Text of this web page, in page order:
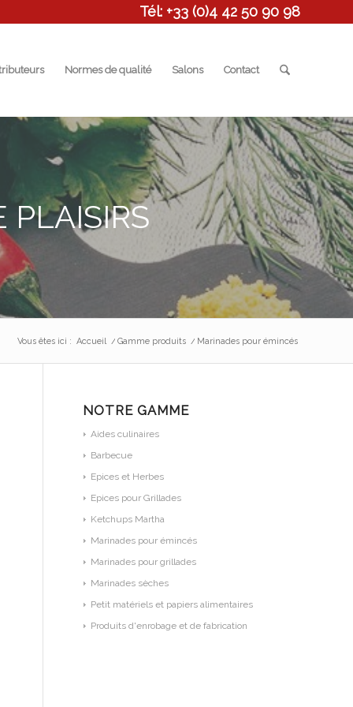
Tél: +33 (0)4 42 50 90 98
Normes de qualité Salons Contact
Vous êtes ici : Accueil / Gamme produits / Marinades pour émincés
NOTRE GAMME
Aides culinaires
Barbecue
Epices et Herbes
Epices pour Grillades
Ketchups Martha
Marinades pour émincés
Marinades pour grillades
Marinades sèches
Petit matériels et papiers alimentaires
Produits d'enrobage et de fabrication